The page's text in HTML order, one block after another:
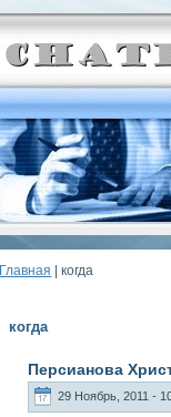
Главная | когда
когда
Персианова
29 Ноябрь, 2011 -